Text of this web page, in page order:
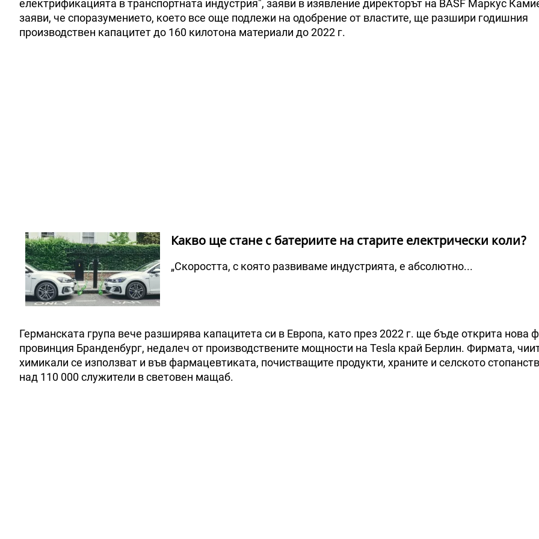
електрификацията в транспортната индустрия", заяви в изявление директорът на BASF Маркус
заяви, че споразумението, което все още подлежи на одобрение от властите, ще разшири годишния
производствен капацитет до 160 килотона материали до 2022 г.
Какво ще стане с батериите на старите електрически коли?
„Скоростта, с която развиваме индустрията, е абсолютно...
Германската група вече разширява капацитета си в Европа, като през 2022 г. ще бъде открита нова
провинция Бранденбург, недалеч от производствените мощности на Tesla край Берлин. Фирмата,
химикали се използват и във фармацевтиката, почистващите продукти, храните и селското
над 110 000 служители в световен мащаб.